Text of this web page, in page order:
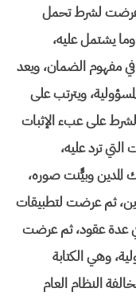
عرضت لشرط تحمل
يشتمل عليه،
مفهوم الضمان، ويعد
ويترتب على
على عبء الإثبات
التي ترد عليه،
وبيًّنت صوره،
ثم عرضت لتطبيقات
عدة عقود، ثم عرضت
وهي الكتابة
النظام العام